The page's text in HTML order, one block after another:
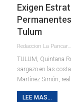
Exigen
Tulum
Redaccion La Pancarta De Quintana Roo
TULUM, Quintana
sargazo en las
Martínez Simón,
LEE MAS...